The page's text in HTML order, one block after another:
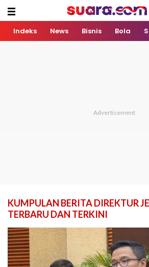
Indeks News Bisnis Bola
KUMPULAN BERITA DIREKTUR
TERBARU DAN TERKINI